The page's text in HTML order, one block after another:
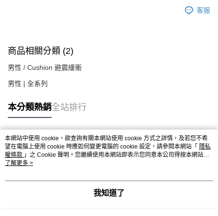
客服
商品相關分類 (2)
男性 / Cushion 避震緩衝
男性 | 全系列
本分類熱銷全站排行
熱門標籤
本網站中使用 cookie，欲查詢有關本網站使用 cookie 方式之詳情，及若您不希
望在電腦上使用 cookie 時應如何變更電腦的 cookie 設定，請參閱本網站「 隱私
權條款 」之 Cookie 聲明。您繼續使用本網站即表示您同意本公司得按本網站使
用條款之 Cookie 聲明使用 cookie。
了解更多 >
我知道了